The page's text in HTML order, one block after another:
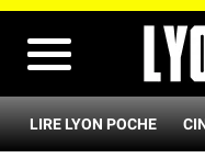
LIRE LYON POCHE